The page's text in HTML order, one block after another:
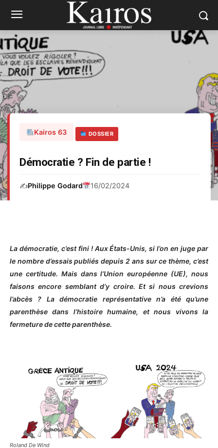
Kairos 63 DOSSIER
Démocratie ? Fin de partie !
✍️Philippe Godard 16/02/2024
La démocratie, c’est fini ! Aux États-Unis, si l’on en juge par
le nombre d’essais publiés depuis 2 ans sur ce thème, c’est
une certitude. Mais dans l’Union européenne (UE), nous
faisons encore semblant d’y croire. Et si nous crevions
l’abcès ? La démocratie représentative n’a été qu’une
parenthèse dans l’histoire humaine, et nous vivons la
fermeture de cette parenthèse.
Roland De Wind